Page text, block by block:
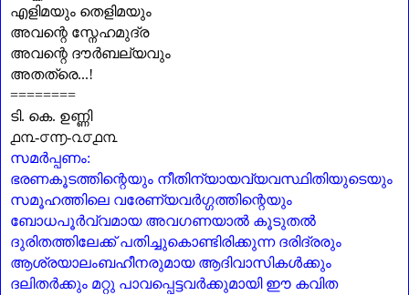
എളിമയും തെളിമയും
അവന്റെ സ്നേഹമുദ്ര
അവന്റെ ദൗർബല്യവും
അതത്രെ...!
========
ടി. കെ. ഉണ്ണി
൧൩-൦൬-൨൦൧൩
സമർപ്പണം:
ഭരണകൂടത്തിന്റെയും നീതിന്യായവ്യവസ്ഥിതിയുടെയും
സമൂഹത്തിലെ വരേണ്യവർഗ്ഗത്തിന്റെയും
ബോധപൂർവ്വമായ അവഗണയാൽ കൂടുതൽ
ദുരിതത്തിലേക്ക് പതിച്ചുകൊണ്ടിരിക്കുന്ന ദരിദ്രരും
ആശ്രയാലംബഹീനരുമായ ആദിവാസികൾക്കും
ദലിതർക്കും മറ്റു പാവപ്പെട്ടവർക്കുമായി ഈ കവിത